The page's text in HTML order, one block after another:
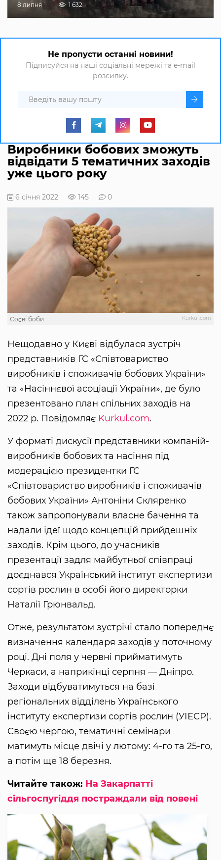
8 липня 1 632
Не пропусти останні новини!
Підписуйся на наші соціальні мережі та e-mail
розсилку.
Виробники бобових зможуть
відвідати 5 тематичних заходів
уже цього року
6 січня 2022 145 0
Kurkul.com
Соєві боби
Нещодавно у Києві відбулася зустріч
представників ГС «Співтовариство
виробників і споживачів бобових України»
та «Насіннєвої асоціації України», де було
презентовано план спільних заходів на
2022 р. Повідомляє Kurkul.com.
У форматі дискусії представники компаній-
виробників бобових та насіння під
модерацією президентки ГС
«Співтовариство виробників і споживачів
бобових України» Антоніни Скляренко
також запропонували власне бачення та
надали ідеї щодо концепцій прийдешніх
заходів. Крім цього, до учасників
презентації задля майбутньої співпраці
доєднався Український інститут експертизи
сортів рослин в особі його директорки
Наталії Грюнвальд.
Отже, результатом зустрічі стало попереднє
визначення календаря заходів у поточному
році. Дні поля у червні прийматимуть
Черкаси, а наприкінці серпня — Дніпро.
Заходи відбуватимуться на базі
регіональних відділень Українського
інституту експертизи сортів рослин (УІЕСР).
Своєю чергою, тематичні семінари
матимуть місце двічі у лютому: 4-го та 25-го,
а потім ще 18 березня.
Читайте також: На Закарпатті
сільгоспугіддя постраждали від повені